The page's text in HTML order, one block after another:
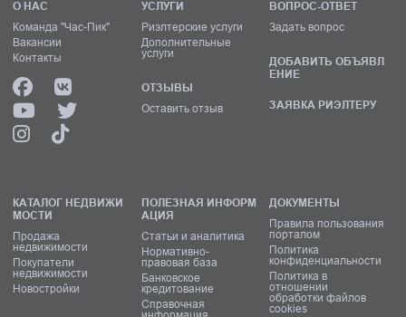
О НАС
Команда "Час-Пик"
Вакансии
Контакты
УСЛУГИ
Риэлтерские услуги
Дополнительные
услуги
ОТЗЫВЫ
Оставить отзыв
ВОПРОС-ОТВЕТ
Задать вопрос
ДОБАВИТЬ ОБЪЯВЛ
ЕНИЕ
ЗАЯВКА РИЭЛТЕРУ
КАТАЛОГ НЕДВИЖИ
МОСТИ
Продажа
недвижимости
Покупатели
недвижимости
Новостройки
ПОЛЕЗНАЯ ИНФОРМ
АЦИЯ
Статьи и аналитика
Нормативно-
правовая база
Банковское
кредитование
Справочная
ДОКУМЕНТЫ
Правила пользования
порталом
Политика
конфиденциальности
Политика в
отношении
обработки файлов
cookies